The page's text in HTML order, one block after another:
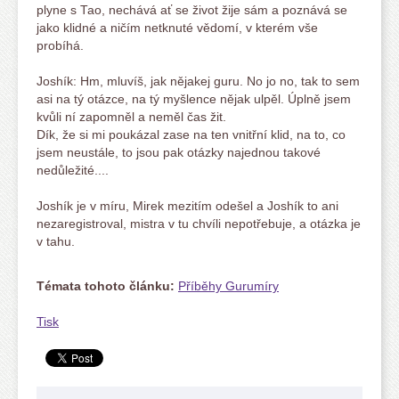
plyne s Tao, nechává ať se život žije sám a poznává se
jako klidné a ničím netknuté vědomí, v kterém vše
probíhá.
Joshík: Hm, mluvíš, jak nějakej guru. No jo no, tak to sem
asi na tý otázce, na tý myšlence nějak ulpěl. Úplně jsem
kvůli ní zapomněl a neměl čas žit.
Dík, že si mi poukázal zase na ten vnitřní klid, na to, co
jsem neustále, to jsou pak otázky najednou takové
nedůležité....
Joshík je v míru, Mirek mezitím odešel a Joshík to ani
nezaregistroval, mistra v tu chvíli nepotřebuje, a otázka je
v tahu.
Témata tohoto článku: Příběhy Gurumíry
Tisk